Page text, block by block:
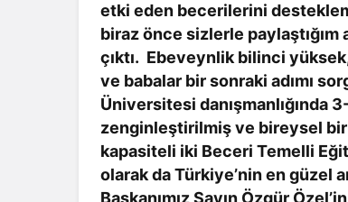
etki eden becerilerini
biraz önce sizlerle
çıktı. Ebeveynlik bilinci
ve babalar bir sonraki adımı
Üniversitesi danışmanlığında
zenginleştirilmiş ve bireysel bir
kapasiteli iki Beceri Temelli
olarak da Türkiye’nin en güzel
Başkanımız Sayın Özgür